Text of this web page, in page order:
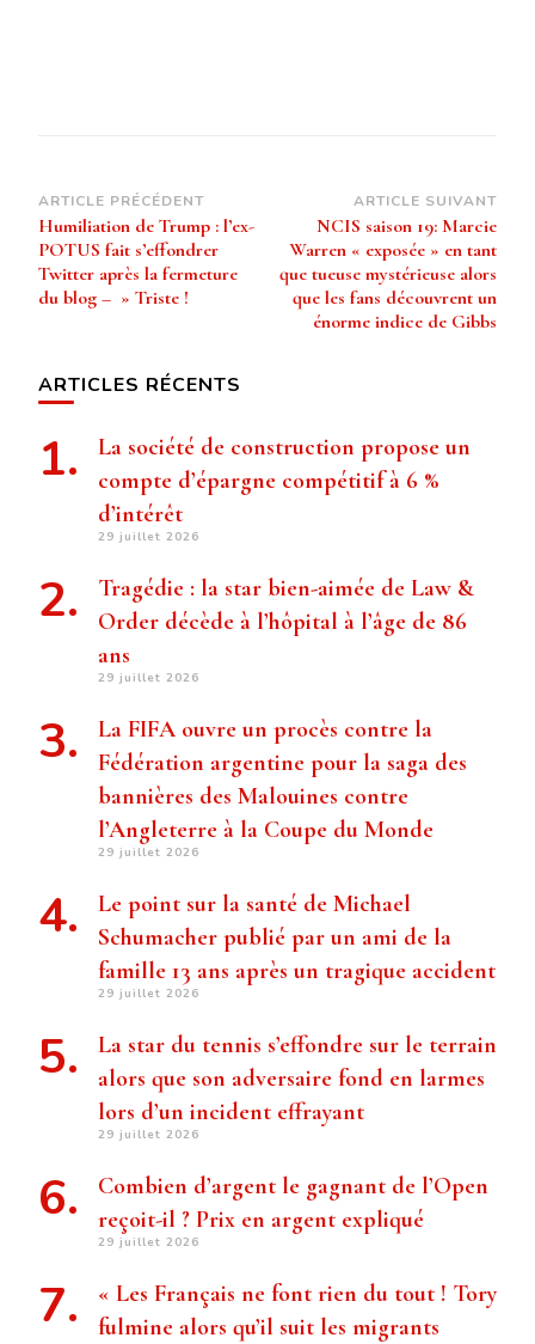
Navigation
d’article
ARTICLE PRÉCÉDENT
Humiliation de Trump : l’ex-
POTUS fait s’effondrer
Twitter après la fermeture
du blog – » Triste !
ARTICLE SUIVANT
NCIS saison 19: Marcie
Warren « exposée » en tant
que tueuse mystérieuse alors
que les fans découvrent un
énorme indice de Gibbs
ARTICLES RÉCENTS
La société de construction propose un
compte d’épargne compétitif à 6 %
d’intérêt
29 juillet 2026
Tragédie : la star bien-aimée de Law &
Order décède à l’hôpital à l’âge de 86
ans
29 juillet 2026
La FIFA ouvre un procès contre la
Fédération argentine pour la saga des
bannières des Malouines contre
l’Angleterre à la Coupe du Monde
29 juillet 2026
Le point sur la santé de Michael
Schumacher publié par un ami de la
famille 13 ans après un tragique accident
29 juillet 2026
La star du tennis s’effondre sur le terrain
alors que son adversaire fond en larmes
lors d’un incident effrayant
29 juillet 2026
Combien d’argent le gagnant de l’Open
reçoit-il ? Prix ​​en argent expliqué
29 juillet 2026
« Les Français ne font rien du tout ! Tory
fulmine alors qu’il suit les migrants